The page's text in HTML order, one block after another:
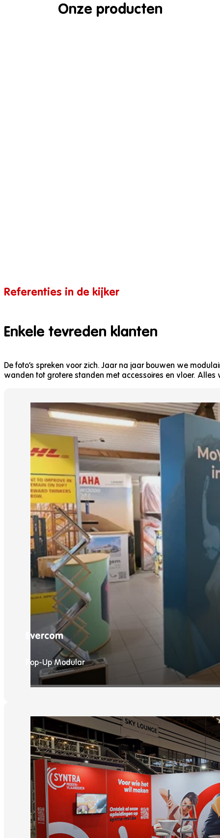
Onze producten
Enkele tevreden klanten
Referenties in de kijker
De foto’s spreken voor zich. Jaar na jaar bouwen we
wanden tot grotere standen met accessoires en vloer.
Evercom
Pop-Up Modular